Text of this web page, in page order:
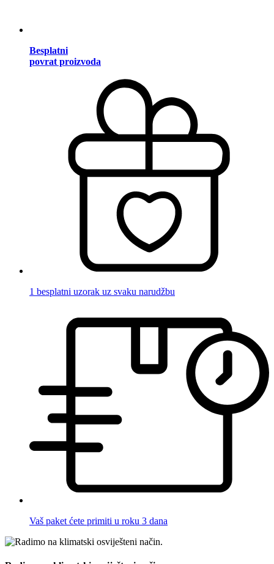
Besplatni
povrat proizvoda
1 besplatni uzorak uz svaku narudžbu
Vaš paket ćete primiti u roku 3 dana